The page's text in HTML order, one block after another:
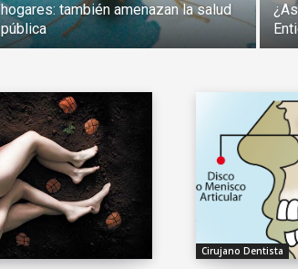
hogares: también amenazan la salud
pública
Cirujano Dentista